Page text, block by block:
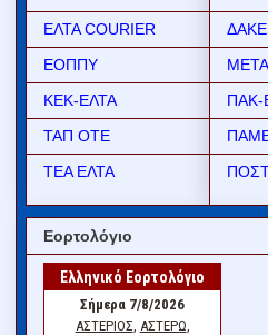
ΕΛΤΑ COURIER
ΕΟΠΠΥ
ΚΕΚ-ΕΛΤΑ
ΤΑΠ ΟΤΕ
ΤΕΑ ΕΛΤΑ
ΜΕΤΑ
ΠΑΚ-
Εορτολόγιο